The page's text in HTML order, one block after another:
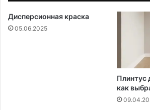
Дисперсионная краска
05.06.2025
Плинтус
как